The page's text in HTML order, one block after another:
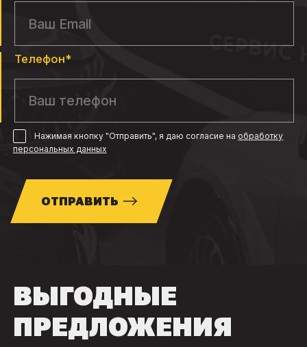
Телефон*
Нажимая кнопку "Отправить", я даю согласиена обработку
персональных данных
ОТПРАВИТЬ
ВЫГОДНЫЕ
ПРЕДЛОЖЕНИЯ